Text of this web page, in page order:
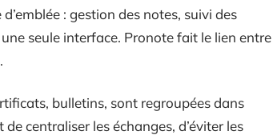
d’emblée : gestion des notes, suivi des
seule interface. Pronote fait le lien entre
bulletins, sont regroupées dans
de centraliser les échanges, d’éviter les